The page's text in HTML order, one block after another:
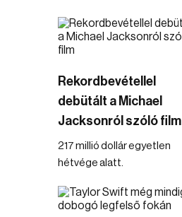
Rekordbevétellel
debütált a Michael
Jacksonról szóló film
217 millió dollár egyetlen
hétvége alatt.